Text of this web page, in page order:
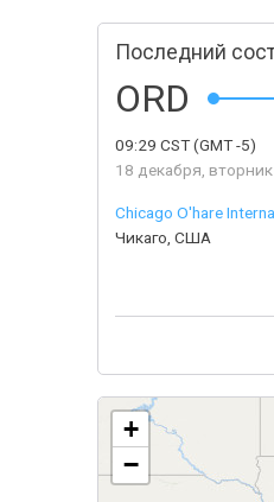
Последний
ORD
09:29 CST(GMT -5)
18 декабря, вторник
Chicago O'hare
Чикаго, США
+
−